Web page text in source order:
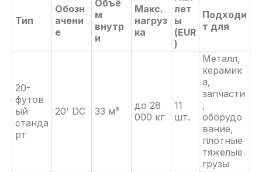
Тип
Обозн
ачени
е
Объё
м
внутр
и
Макс.
нагруз
ка
лет
ы
(EUR
)
Подходи
т для
20-
футов
ый
станда
рт
20' DC 33 м³
до 28
000 кг
11
шт.
Металл,
керамик
а,
запчасти
,
оборудо
вание,
плотные
тяжёлые
грузы